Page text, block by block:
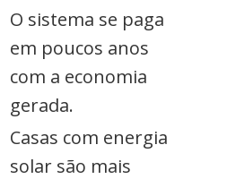
O sistema se paga
em poucos anos
com a economia
gerada.
Casas com energia
solar são mais